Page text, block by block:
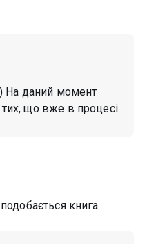
На даний момент
що вже в процесі.
книга